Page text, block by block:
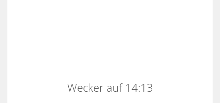
Wecker auf 14:13